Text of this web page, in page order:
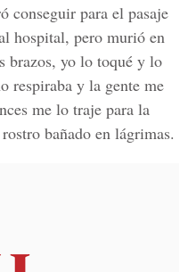
conseguir para el pasaje
hospital, pero murió en
brazos, yo lo toqué y lo
respiraba y la gente me
me lo traje para la
bañado en lágrimas.